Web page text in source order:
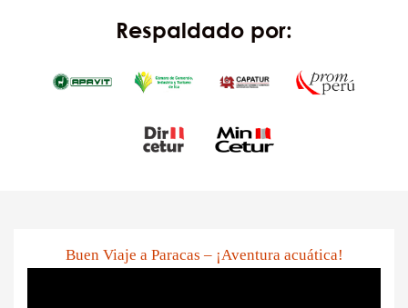
Respaldado por:
Buen Viaje a Paracas – ¡Aventura acuática!